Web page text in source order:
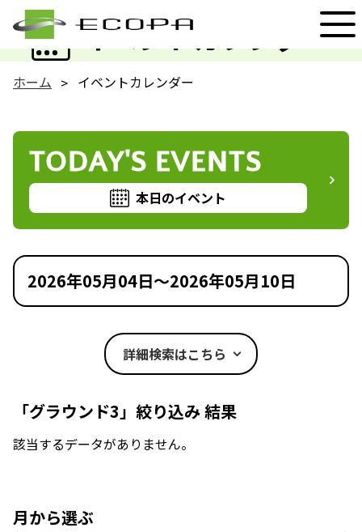
イベントカレンダー
EVENT
ホーム イベントカレンダー
TODAY'S EVENTS
本日のイベント
2026年05月04日～2026年05月10日
詳細検索はこちら
「グラウンド3」絞り込み 結果
該当するデータがありません。
月から選ぶ